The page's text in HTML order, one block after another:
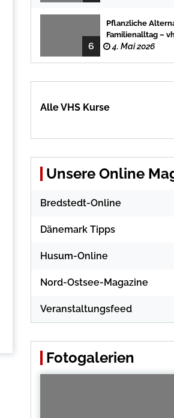
6
Pflanzliche
Familienalltag –
und einfachen
4. Mai 2026
Alle VHS Kurse
Unsere Online
Bredstedt-Online
Dänemark Tipps
Husum-Online
Nord-Ostsee-Magazine
Veranstaltungsfeed
Fotogalerien